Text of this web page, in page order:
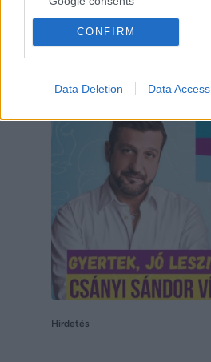
CONFIRM
Data Deletion Data Access
Hirdetés
Hirdetés